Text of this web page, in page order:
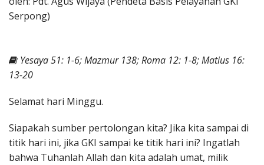
Berita Kegiatan
Materi
Penerbitan
Serpong)
Yesaya 51: 1-6; Mazmur 138; Roma 12: 1-8; Matius 16:
13-20
Selamat hari Minggu.
Siapakah sumber pertolongan kita? Jika kita sampai di
titik hari ini, jika GKI sampai ke titik hari ini? Ingatlah
bahwa Tuhanlah Allah dan kita adalah umat, milik